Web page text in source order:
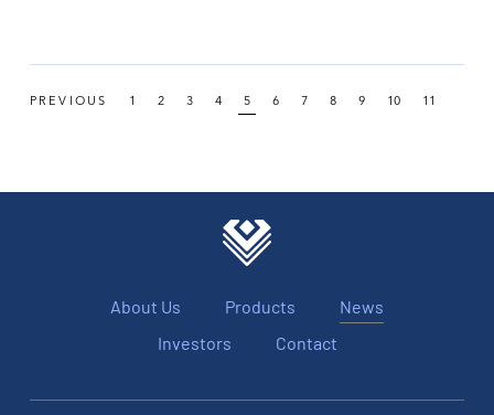
PREVIOUS 1 2 3 4 5 6 7 8 9 10 11
About Us Products
News
Investors
Contact